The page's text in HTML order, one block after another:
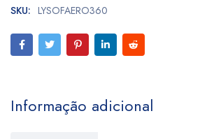
SKU: LYSOFAERO360
Informação adicional